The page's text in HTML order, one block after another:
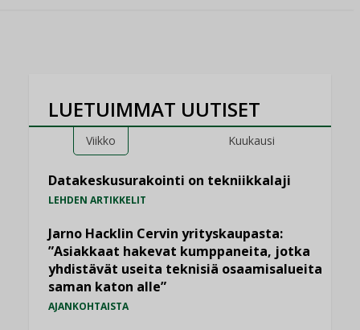
LUETUIMMAT UUTISET
Viikko Kuukausi
Datakeskusurakointi on tekniikkalaji
LEHDEN ARTIKKELIT
Jarno Hacklin Cervin yrityskaupasta:
”Asiakkaat hakevat kumppaneita, jotka
yhdistävät useita teknisiä osaamisalueita
saman katon alle”
AJANKOHTAISTA